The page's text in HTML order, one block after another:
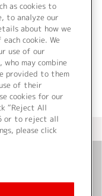
(CV.三森すずこ)・ス
ージへ
as cookies to
to analyze our
about how we
cookie. We
use of our
may combine
provided to them
of their
cookies for our
“Reject All
or to reject all
please click